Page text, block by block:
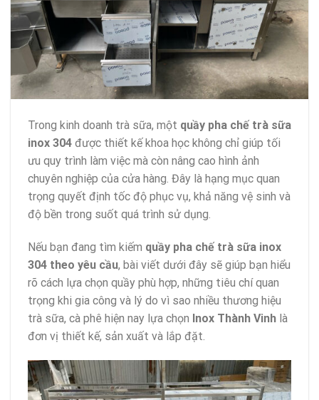
Trong kinh doanh trà sữa, một quầy pha chế trà sữa
inox 304 được thiết kế khoa học không chỉ giúp tối
ưu quy trình làm việc mà còn nâng cao hình ảnh
chuyên nghiệp của cửa hàng. Đây là hạng mục quan
trọng quyết định tốc độ phục vụ, khả năng vệ sinh và
độ bền trong suốt quá trình sử dụng.
Nếu bạn đang tìm kiếm quầy pha chế trà sữa inox
304 theo yêu cầu, bài viết dưới đây sẽ giúp bạn hiểu
rõ cách lựa chọn quầy phù hợp, những tiêu chí quan
trọng khi gia công và lý do vì sao nhiều thương hiệu
trà sữa, cà phê hiện nay lựa chọn Inox Thành Vinh là
đơn vị thiết kế, sản xuất và lắp đặt.